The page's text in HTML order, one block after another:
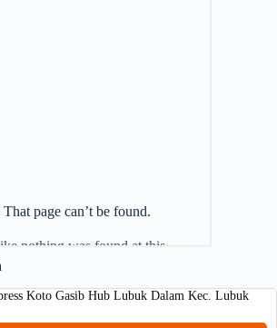
Koto Gasib Hub Lubuk Dalam Kec. Lubuk